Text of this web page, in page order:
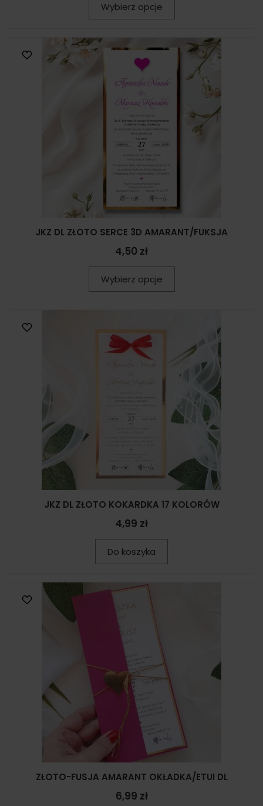
Wybierz opcje
JKZ DL ZŁOTO SERCE 3D AMARANT/FUKSJA
4,50 zł
Wybierz opcje
JKZ DL ZŁOTO KOKARDKA 17 KOLORÓW
4,99 zł
Do koszyka
ZŁOTO-FUSJA AMARANT OKŁADKA/ETUI DL
6,99 zł